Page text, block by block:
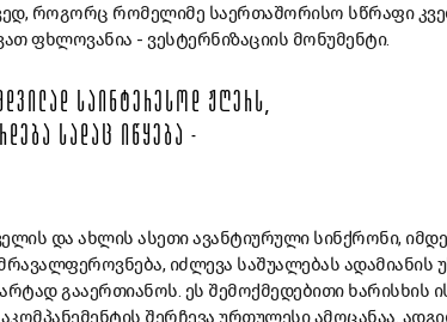
როგორც რომელიმე საერთაშორისო სწრაფი
ფხლოვანია - ვესტერნიზაციის მონუმენტი.
ᲡᲐᲘᲜᲢᲔᲠᲔᲡᲝᲓ ᲟᲦᲔᲠᲡ,
ᲡᲐᲓᲐᲪ ᲘᲬᲧᲔᲑᲐ -
და ახლის ასეთი ავანტიურული სინქრონი,
იძლევა საშუალებას ადამიანის
გააერთიანოს. ეს შემოქმედებითი ხარისხის